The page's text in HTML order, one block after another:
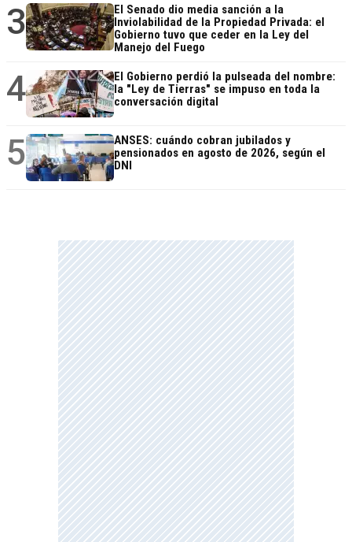
3
El Senado dio media sanción a la
Inviolabilidad de la Propiedad Privada: el
Gobierno tuvo que ceder en la Ley del
Manejo del Fuego
4
El Gobierno perdió la pulseada del nombre:
la "Ley de Tierras" se impuso en toda la
conversación digital
5
ANSES: cuándo cobran jubilados y
pensionados en agosto de 2026, según el
DNI